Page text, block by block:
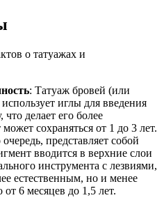
о татуажах и
: Татуаж бровей (или
иглы для введения
делает его более
сохраняться от 1 до 3 лет.
представляет собой
вводится в верхние слои
инструмента с лезвиями,
естественным, но и менее
6 месяцев до 1,5 лет.